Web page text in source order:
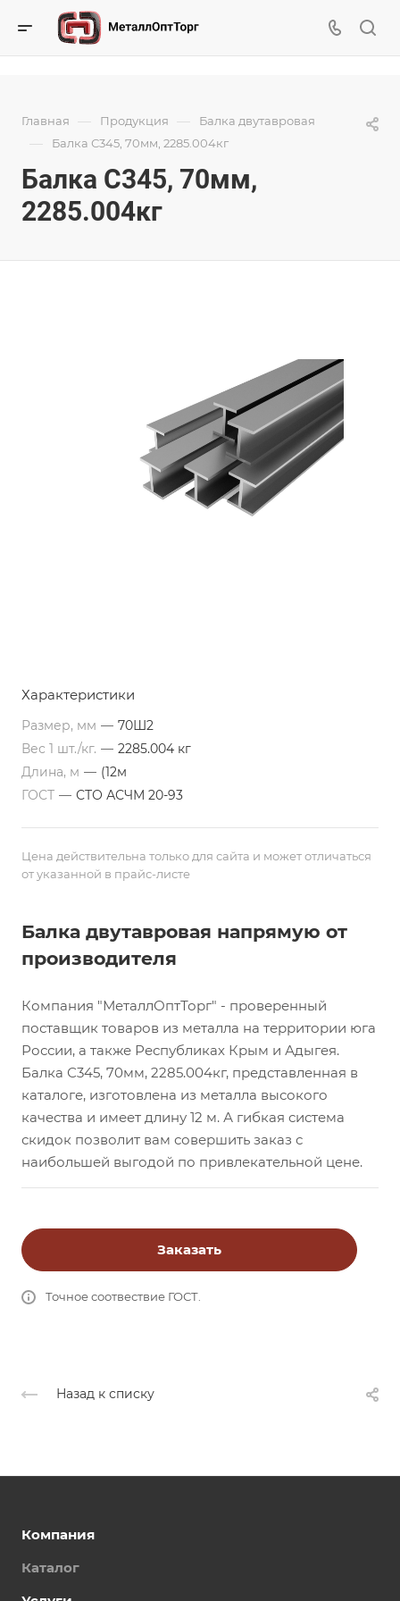
Главная — Продукция — Балка двутавровая
— Балка С345, 70мм, 2285.004кг
Балка С345, 70мм,
2285.004кг
Характеристики
Размер, мм — 70Ш2
Вес 1 шт./кг. — 2285.004 кг
Длина, м — (12м
ГОСТ — СТО АСЧМ 20-93
Цена действительна только для сайта и может отличаться
от указанной в прайс-листе
Балка двутавровая напрямую от
производителя
Компания "МеталлОптТорг" - проверенный
поставщик товаров из металла на территории юга
России, а также Республиках Крым и Адыгея.
Балка С345, 70мм, 2285.004кг, представленная в
каталоге, изготовлена из металла высокого
качества и имеет длину 12 м. А гибкая система
скидок позволит вам совершить заказ с
наибольшей выгодой по привлекательной цене.
Заказать
Точное соотвествие ГОСТ.
Назад к списку
Компания
Каталог